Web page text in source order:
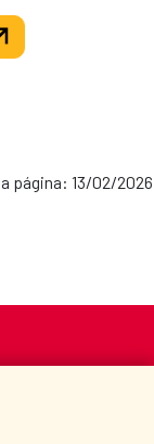
página: 13/02/2026